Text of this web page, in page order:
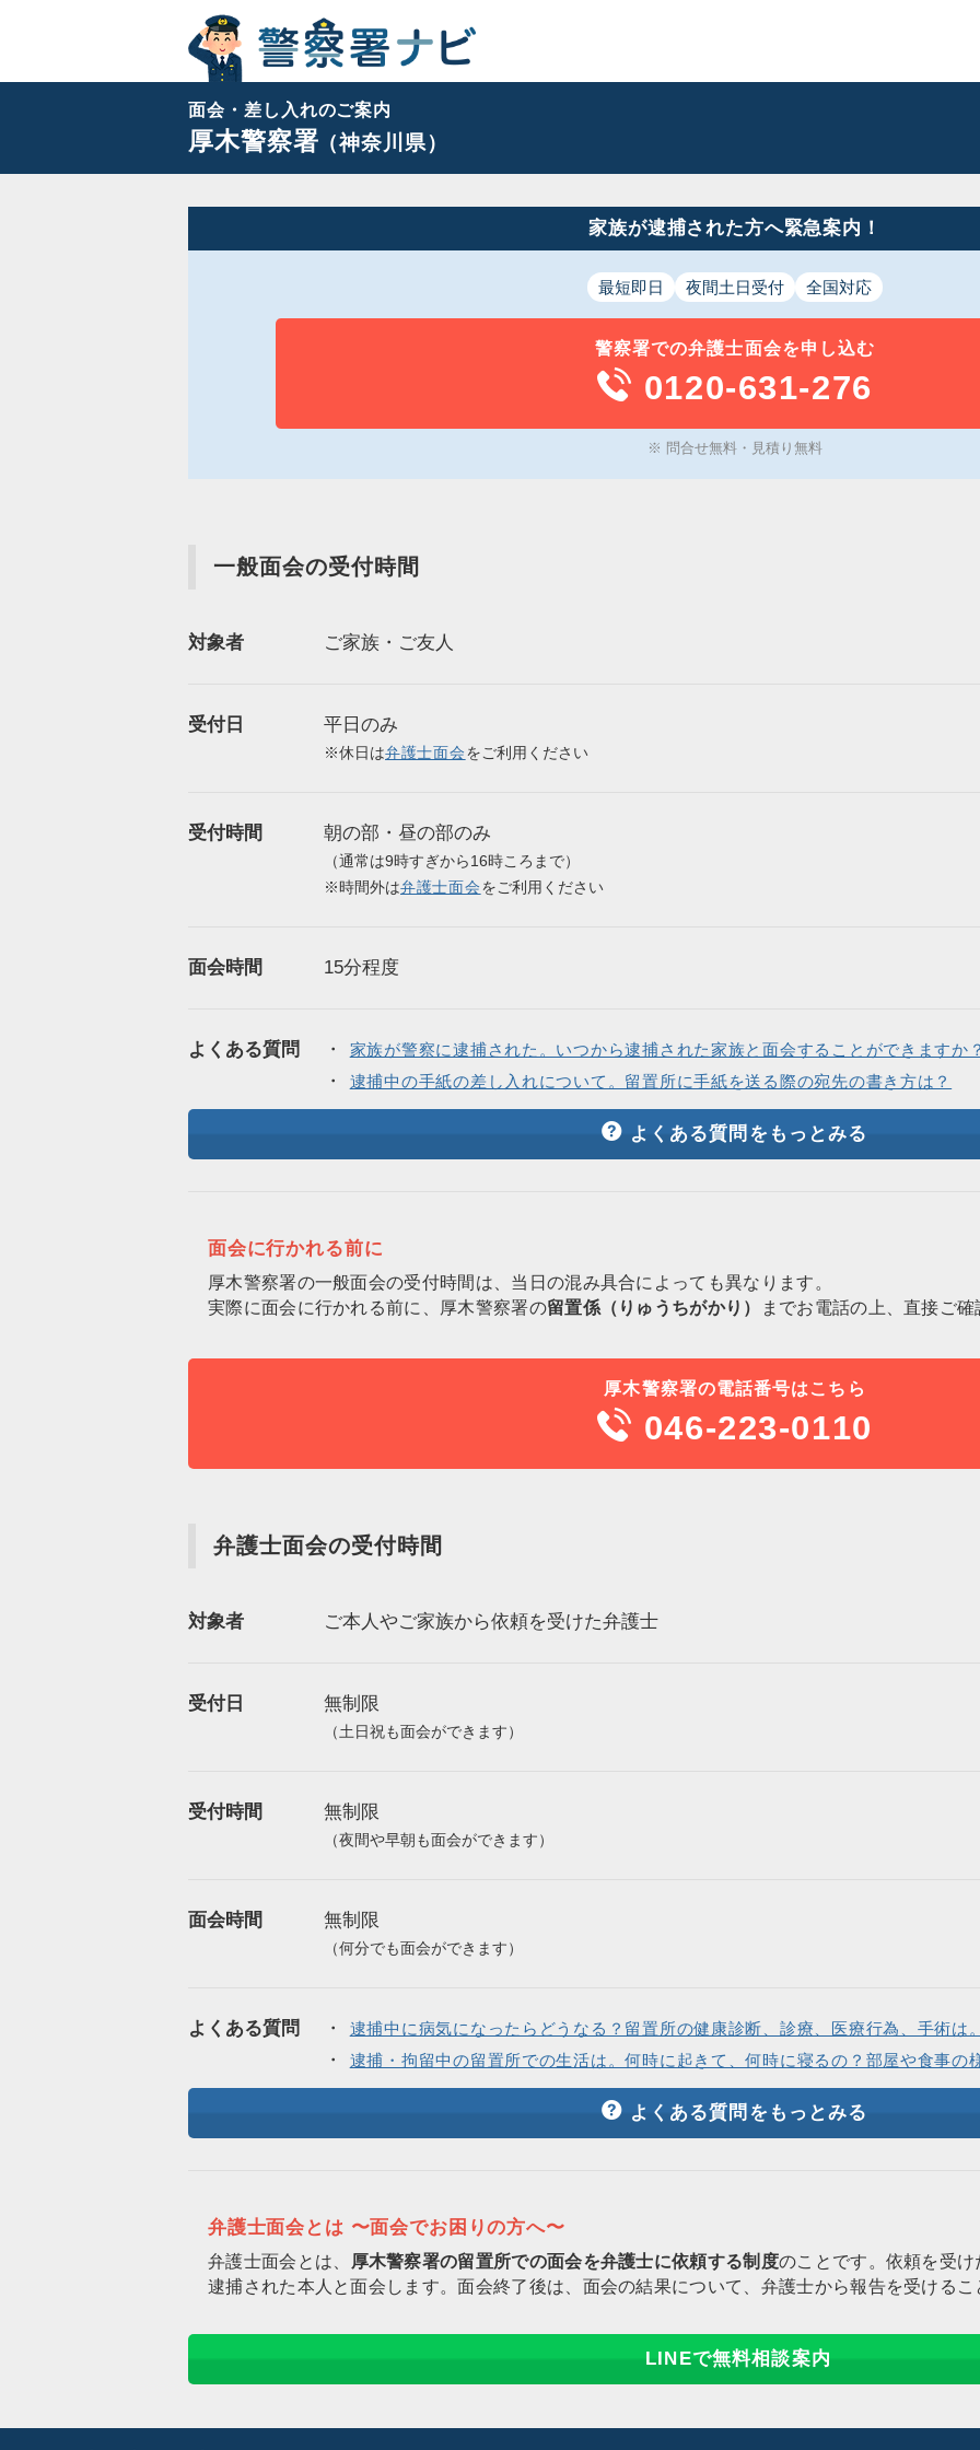
面会・差し入れのご案内
厚木警察署（神奈川県）
家族が逮捕された方へ緊急案内！
最短即日 夜間土日受付 全国対応
警察署での弁護士面会を申し込む
0120-631-276
※ 問合せ無料・見積り無料
一般面会の受付時間
対象者 ご家族・ご友人
受付日 平日のみ
※休日は弁護士面会をご利用ください
受付時間 朝の部・昼の部のみ
（通常は9時すぎから16時ころまで）
※時間外は弁護士面会をご利用ください
面会時間 15分程度
よくある質問
家族が警察に逮捕された。いつから逮捕された家族と面会することができますか？
逮捕中の手紙の差し入れについて。留置所に手紙を送る際の宛先の書き方は？
よくある質問をもっとみる
面会に行かれる前に
厚木警察署の一般面会の受付時間は、当日の混み具合によっても異なります。
実際に面会に行かれる前に、厚木警察署の留置係（りゅうちがかり） までお電話の上、直接ご確
厚木警察署の電話番号はこちら
046-223-0110
弁護士面会の受付時間
対象者 ご本人やご家族から依頼を受けた弁護士
受付日 無制限
（土日祝も面会ができます）
受付時間 無制限
（夜間や早朝も面会ができます）
面会時間 無制限
（何分でも面会ができます）
よくある質問
逮捕中に病気になったらどうなる？留置所の健康診断、診療、医療行為、手術は。
逮捕・拘留中の留置所での生活は。何時に起きて、何時に寝るの？部屋や食事の
よくある質問をもっとみる
弁護士面会とは 〜面会でお困りの方へ〜
弁護士面会とは、 厚木警察署の留置所での面会を弁護士に依頼する制度のことです。依頼を受
逮捕された本人と面会します。面会終了後は、面会の結果について、弁護士から報告を受けるこ
LINEで無料相談案内